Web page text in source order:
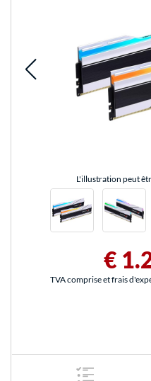
L'illustration peut
€
TVA comprise et frais